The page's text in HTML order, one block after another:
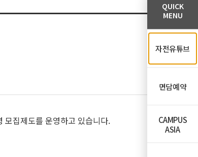
모집제도를 운영하고 있습니다.
QUICK
MENU
자전유튜브
면담예약
CAMPUS
ASIA